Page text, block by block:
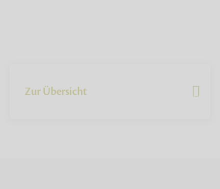
Zur Übersicht